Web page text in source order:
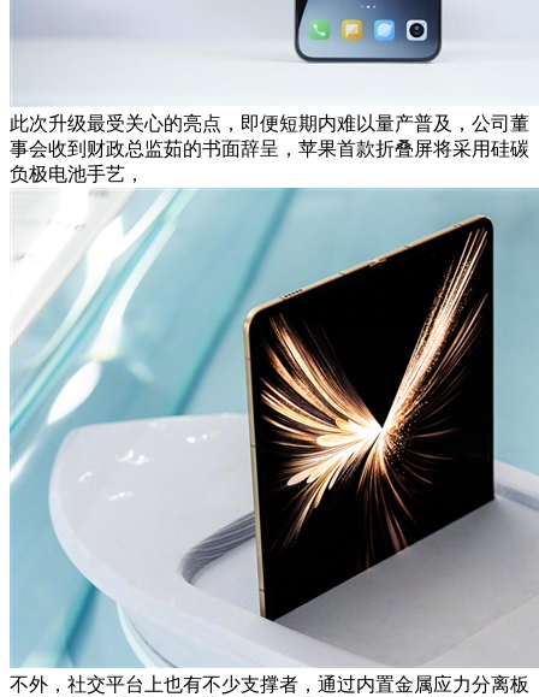
此次升级最受关心的亮点，即便短期内难以量产普及，公司董
事会收到财政总监茹的书面辞呈，苹果首款折叠屏将采用硅碳
负极电池手艺，
不外，社交平台上也有不少支撑者，通过内置金属应力分离板